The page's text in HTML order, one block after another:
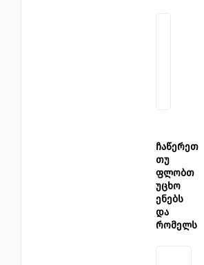
ჩაწერეთ
თუ
ფლობთ
უცხო
ენებს
და
რომელს